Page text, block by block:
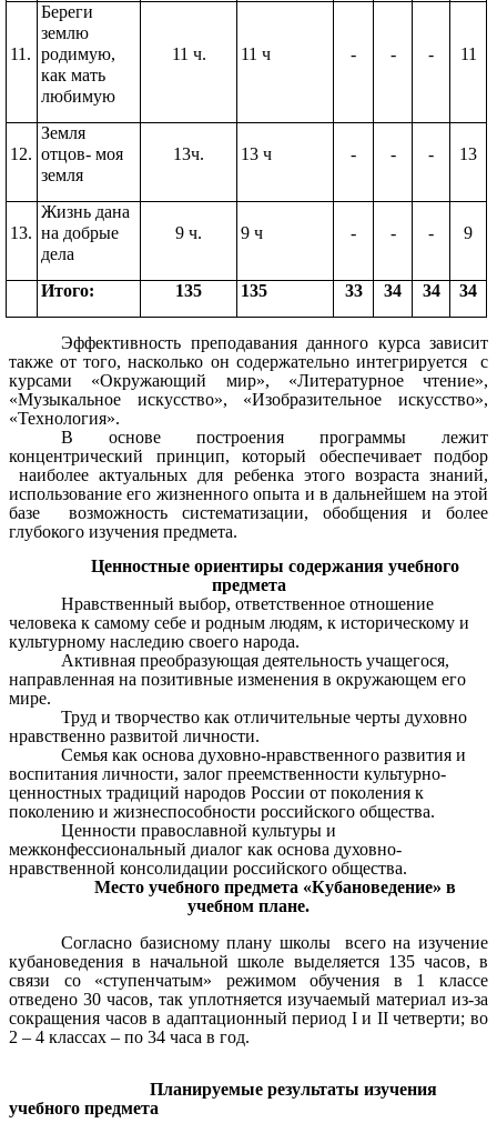
11.
Береги
землю
родимую,
как мать
любимую
11 ч. 11 ч - - - 11
12.
Земля
отцов- моя
земля
13ч. 13 ч - - - 13
13.
Жизнь дана
на добрые
дела
9 ч. 9 ч - - - 9
Итого: 135 135 33 34 34 34
Эффективность преподавания данного курса зависит
также от того, насколько он содержательно интегрируется с
курсами «Окружающий мир», «Литературное чтение»,
«Музыкальное искусство», «Изобразительное искусство»,
«Технология».
В основе построения программы лежит
концентрический принцип, который обеспечивает подбор
наиболее актуальных для ребенка этого возраста знаний,
использование его жизненного опыта и в дальнейшем на этой
базе возможность систематизации, обобщения и более
глубокого изучения предмета.
Ценностные ориентиры содержания учебного
предмета
Нравственный выбор, ответственное отношение
человека к самому себе и родным людям, к историческому и
культурному наследию своего народа.
Активная преобразующая деятельность учащегося,
направленная на позитивные изменения в окружающем его
мире.
Труд и творчество как отличительные черты духовно
нравственно развитой личности.
Семья как основа духовно-нравственного развития и
воспитания личности, залог преемственности культурно-
ценностных традиций народов России от поколения к
поколению и жизнеспособности российского общества.
Ценности православной культуры и
межконфессиональный диалог как основа духовно-
нравственной консолидации российского общества.
Место учебного предмета «Кубановедение» в
учебном плане.
Согласно базисному плану школы всего на изучение
кубановедения в начальной школе выделяется 135 часов, в
связи со «ступенчатым» режимом обучения в 1 классе
отведено 30 часов, так уплотняется изучаемый материал из-за
сокращения часов в адаптационный период I и II четверти; во
2 – 4 классах – по 34 часа в год.
Планируемые результаты изучения
учебного предмета